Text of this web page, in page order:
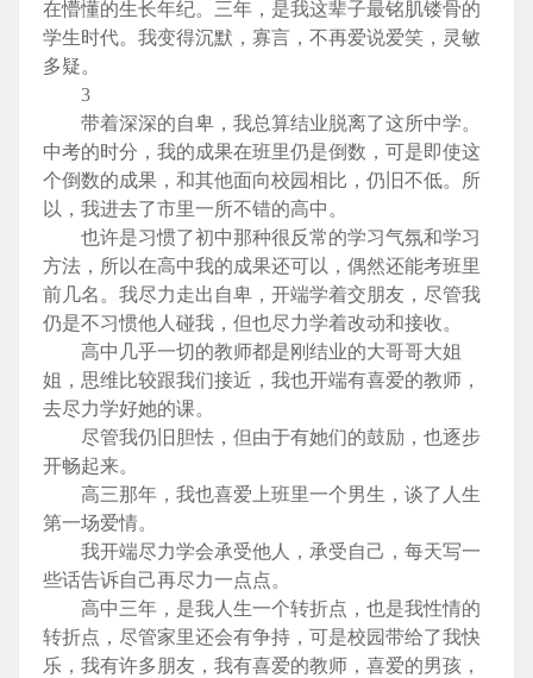
在懵懂的生长年纪。三年，是我这辈子最铭肌镂骨的
学生时代。我变得沉默，寡言，不再爱说爱笑，灵敏
多疑。
3
带着深深的自卑，我总算结业脱离了这所中学。
中考的时分，我的成果在班里仍是倒数，可是即使这
个倒数的成果，和其他面向校园相比，仍旧不低。所
以，我进去了市里一所不错的高中。
也许是习惯了初中那种很反常的学习气氛和学习
方法，所以在高中我的成果还可以，偶然还能考班里
前几名。我尽力走出自卑，开端学着交朋友，尽管我
仍是不习惯他人碰我，但也尽力学着改动和接收。
高中几乎一切的教师都是刚结业的大哥哥大姐
姐，思维比较跟我们接近，我也开端有喜爱的教师，
去尽力学好她的课。
尽管我仍旧胆怯，但由于有她们的鼓励，也逐步
开畅起来。
高三那年，我也喜爱上班里一个男生，谈了人生
第一场爱情。
我开端尽力学会承受他人，承受自己，每天写一
些话告诉自己再尽力一点点。
高中三年，是我人生一个转折点，也是我性情的
转折点，尽管家里还会有争持，可是校园带给了我快
乐，我有许多朋友，我有喜爱的教师，喜爱的男孩，